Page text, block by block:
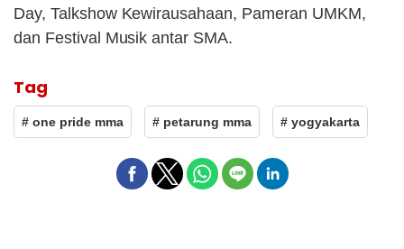
Day, Talkshow Kewirausahaan, Pameran UMKM,
dan Festival Musik antar SMA.
Tag
# one pride mma # petarung mma # yogyakarta